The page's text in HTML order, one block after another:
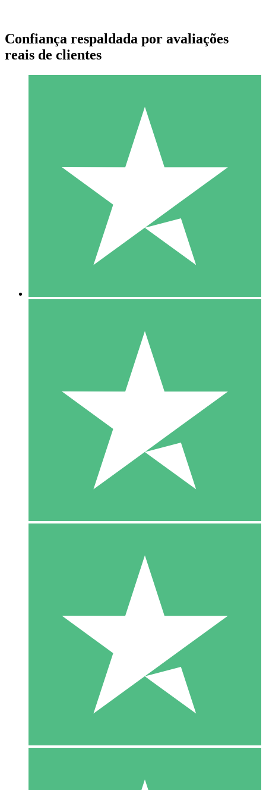
Pacotes de Créditos Individuais
Pague conforme o uso com créditos de download. Sem
1000
10 Downloads
20 00
Confiança respaldada por avaliações
reais de clientes